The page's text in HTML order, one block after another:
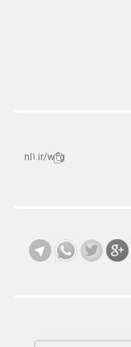
nl1.ir/w4g